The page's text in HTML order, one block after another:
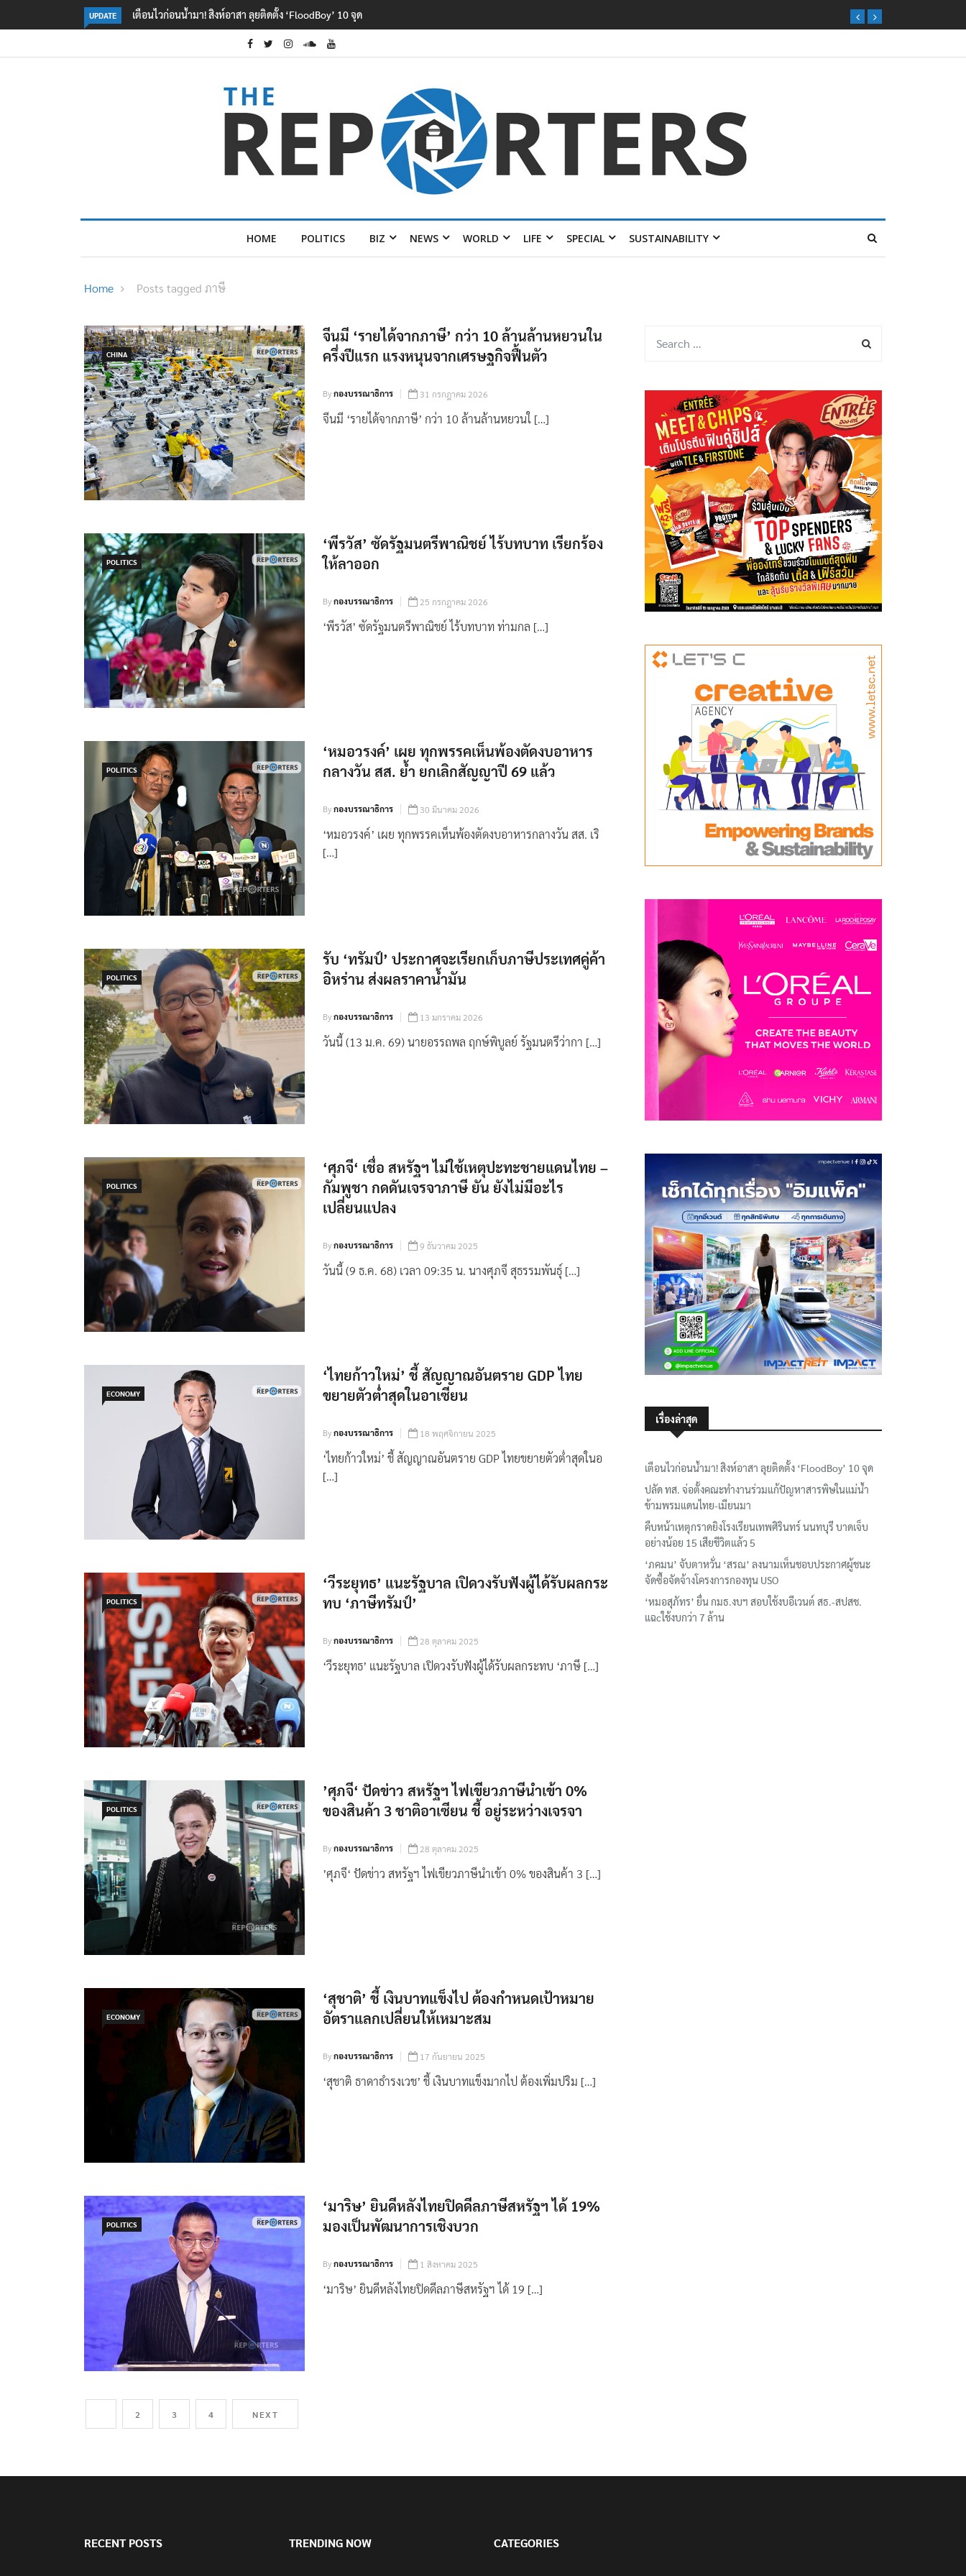
UPDATE ปลัด ทส. จ่อตั้งคณะทำงานร่วมแก้ปัญหาสารพิษในแม่น้ำข้ามพรมแดนไทย-เมียนมา
HOME POLITICS BIZ NEWS WORLD LIFE SPECIAL SUSTAINABILITY
Home Posts tagged ภาษี
CHINA
จีนมี ‘รายได้จากภาษี’ กว่า 10 ล้านล้านหยวนใน
ครึ่งปีแรก แรงหนุนจากเศรษฐกิจฟื้นตัว
Byกองบรรณาธิการ 31 กรกฎาคม 2026
จีนมี ‘รายได้จากภาษี’ กว่า 10 ล้านล้านหยวนใ […]
POLITICS
‘พีรวัส’ ซัดรัฐมนตรีพาณิชย์ ไร้บทบาท เรียกร้อง
ให้ลาออก
Byกองบรรณาธิการ 25 กรกฎาคม 2026
‘พีรวัส’ ซัดรัฐมนตรีพาณิชย์ ไร้บทบาท ท่ามกล […]
POLITICS
‘หมอวรงค์’ เผย ทุกพรรคเห็นพ้องตัดงบอาหาร
กลางวัน สส. ย้ำ ยกเลิกสัญญาปี 69 แล้ว
Byกองบรรณาธิการ 30 มีนาคม 2026
‘หมอวรงค์’ เผย ทุกพรรคเห็นพ้องตัดงบอาหารกลางวัน สส. เริ
[…]
POLITICS
รับ ‘ทรัมป์’ ประกาศจะเรียกเก็บภาษีประเทศคู่ค้า
อิหร่าน ส่งผลราคาน้ำมัน
Byกองบรรณาธิการ 13 มกราคม 2026
วันนี้ (13 ม.ค. 69) นายอรรถพล ฤกษ์พิบูลย์ รัฐมนตรีว่ากา […]
POLITICS
‘ศุภจี‘ เชื่อ สหรัฐฯ ไม่ใช้เหตุปะทะชายแดนไทย –
กัมพูชา กดดันเจรจาภาษี ยัน ยังไม่มีอะไร
เปลี่ยนแปลง
Byกองบรรณาธิการ 9 ธันวาคม 2025
วันนี้ (9 ธ.ค. 68) เวลา 09:35 น. นางศุภจี สุธรรมพันธุ์ […]
ECONOMY
‘ไทยก้าวใหม่’ ชี้ สัญญาณอันตราย GDP ไทย
ขยายตัวต่ำสุดในอาเซียน
Byกองบรรณาธิการ 18 พฤศจิกายน 2025
‘ไทยก้าวใหม่’ ชี้ สัญญาณอันตราย GDP ไทยขยายตัวต่ำสุดในอ
[…]
POLITICS
‘วีระยุทธ’ แนะรัฐบาล เปิดวงรับฟังผู้ได้รับผลกระ
ทบ ‘ภาษีทรัมป์’
Byกองบรรณาธิการ 28 ตุลาคม 2025
‘วีระยุทธ’ แนะรัฐบาล เปิดวงรับฟังผู้ได้รับผลกระทบ ‘ภาษี […]
POLITICS
’ศุภจี‘ ปัดข่าว สหรัฐฯ ไฟเขียวภาษีนำเข้า 0%
ของสินค้า 3 ชาติอาเซียน ชี้ อยู่ระหว่างเจรจา
Byกองบรรณาธิการ 28 ตุลาคม 2025
’ศุภจี‘ ปัดข่าว สหรัฐฯ ไฟเขียวภาษีนำเข้า 0% ของสินค้า 3 […]
ECONOMY
‘สุชาติ’ ชี้ เงินบาทแข็งไป ต้องกำหนดเป้าหมาย
อัตราแลกเปลี่ยนให้เหมาะสม
Byกองบรรณาธิการ 17 กันยายน 2025
‘สุชาติ ธาดาธำรงเวช’ ชี้ เงินบาทแข็งมากไป ต้องเพิ่มปริม […]
POLITICS
‘มาริษ’ ยินดีหลังไทยปิดดีลภาษีสหรัฐฯ ได้ 19%
มองเป็นพัฒนาการเชิงบวก
Byกองบรรณาธิการ 1 สิงหาคม 2025
‘มาริษ’ ยินดีหลังไทยปิดดีลภาษีสหรัฐฯ ได้ 19 […]
2 3 4 NEXT
เรื่องล่าสุด
เตือนไวก่อนน้ำมา! สิงห์อาสา ลุยติดตั้ง ‘FloodBoy’ 10 จุด
ปลัด ทส. จ่อตั้งคณะทำงานร่วมแก้ปัญหาสารพิษในแม่น้ำ
ข้ามพรมแดนไทย-เมียนมา
คืบหน้าเหตุกราดยิงโรงเรียนเทพศิรินทร์ นนทบุรี บาดเจ็บ
อย่างน้อย 15 เสียชีวิตแล้ว 5
‘ภคมน’ จับตาหวั่น ‘สรณ’ ลงนามเห็นชอบประกาศผู้ชนะ
จัดซื้อจัดจ้างโครงการกองทุน USO
‘หมอสุภัทร’ ยื่น กมธ.งบฯ สอบใช้งบอีเวนต์ สธ.-สปสช.
แฉcใช้งบกว่า 7 ล้าน
RECENT POSTS TRENDING NOW CATEGORIES